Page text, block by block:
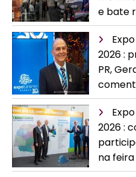
e bate
2026 :
PR,
2026 :
na feira